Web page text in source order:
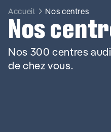
Accueil Nos centres
Nos
Nos 300 centres
de chez vous.